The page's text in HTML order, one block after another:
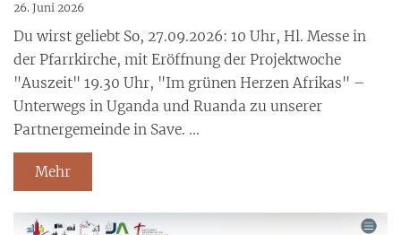
26. Juni 2026
Du wirst geliebt So, 27.09.2026: 10 Uhr, Hl. Messe in
der Pfarrkirche, mit Eröffnung der Projektwoche
"Auszeit" 19.30 Uhr, "Im grünen Herzen Afrikas" –
Unterwegs in Uganda und Ruanda zu unserer
Partnergemeinde in Save. ...
Mehr